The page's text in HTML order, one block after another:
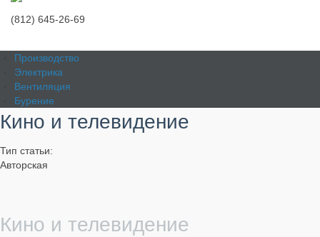
(812) 645-26-69
Производство
Электрика
Вентиляция
Бурение
Кино и телевидение
Тип статьи:
Авторская
Кино и телевидение